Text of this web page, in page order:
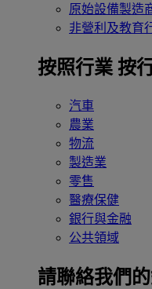
原始設備製造
非營利及教育
按照行業 按
汽車
農業
物流
製造業
零售
醫療保健
銀行與金融
公共領域
請聯絡我們